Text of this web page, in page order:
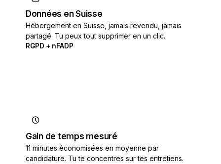
Données en Suisse
Hébergement en Suisse, jamais revendu, jamais
partagé. Tu peux tout supprimer en un clic.
RGPD + nFADP
Gain de temps mesuré
11 minutes économisées en moyenne par
candidature. Tu te concentres sur tes entretiens.